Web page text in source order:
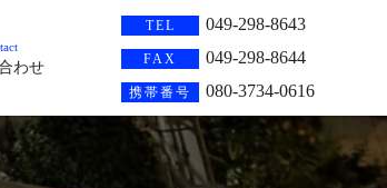
わせ
TEL 049-298-8643
FAX 049-298-8644
携帯番号 080-3734-0616